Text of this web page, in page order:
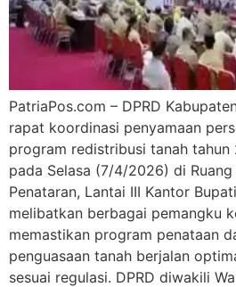
PatriaPos.com – DPRD
rapat koordinasi penyamaan
program redistribusi tanah
pada Selasa (7/4/2026) di Ruang
Penataran, Lantai III Kantor
melibatkan berbagai pemangku
memastikan program penataan
penguasaan tanah berjalan
sesuai regulasi. DPRD diwakili